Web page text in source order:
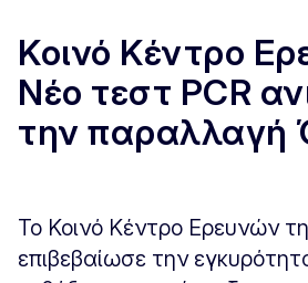
Κοινό Κέντρο
Νέο τεστ PCR
την παραλλαγή
Το Κοινό Κέντρο Ερευνών
επιβεβαίωσε την